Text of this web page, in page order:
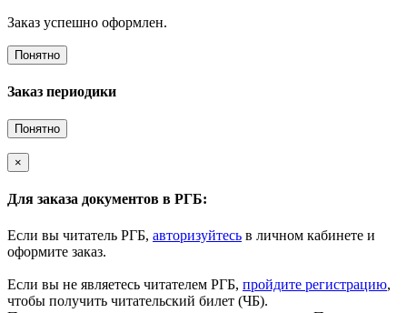
Заказ успешно оформлен.
Понятно
Заказ периодики
Понятно
×
Для заказа документов в РГБ:
Если вы читатель РГБ, авторизуйтесь в личном кабинете и
оформите заказ.
Если вы не являетесь читателем РГБ, пройдите регистрацию,
чтобы получить читательский билет (ЧБ).